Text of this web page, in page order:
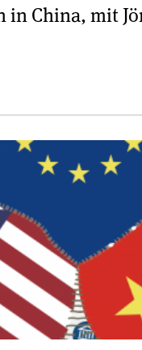
in China, mit